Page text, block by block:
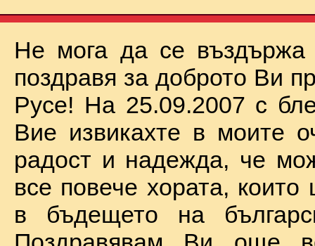
Не мога да се
поздравя за доброто Ви
Русе! На 25.09.2007 с
Вие извикахте в моите
радост и надежда, че
все повече хората, които
в бъдещето на